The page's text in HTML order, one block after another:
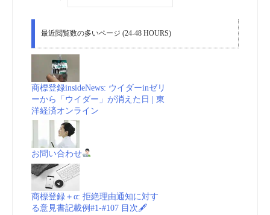
最近閲覧数の多いページ (24-48 HOURS)
商標登録insideNews: ウイダーinゼリ
ーから「ウイダー」が消えた日 | 東
洋経済オンライン
お問い合わせ
商標登録＋α: 拒絶理由通知に対す
る意見書記載例#1-#107 目次🖋